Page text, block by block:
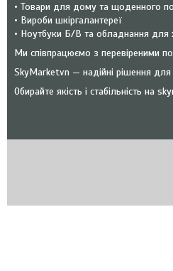
• Товари для дому та щоденного
• Вироби шкіргалантереї
• Ноутбуки Б/В та обладнання для
Ми співпрацюємо з перевіреними
SkyMarketvn — надійні рішення для
Обирайте якість і стабільність на